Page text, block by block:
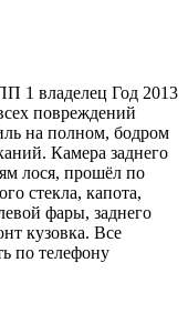
1 владелец Год 2013
повреждений
на полном, бодром
Камера заднего
лося, прошёл по
стекла, капота,
фары, заднего
кузовка. Все
по телефону